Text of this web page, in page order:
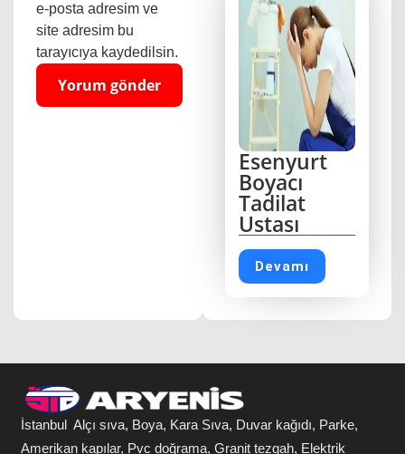
e-posta adresim ve
site adresim bu
tarayıcıya kaydedilsin.
Esenyurt
Boyacı
Tadilat
Ustası
Devamı
İstanbul Alçı sıva, Boya, Kara Sıva, Duvar kağıdı, Parke,
Amerikan kapılar, Pvc doğrama, Granit tezgah, Elektrik